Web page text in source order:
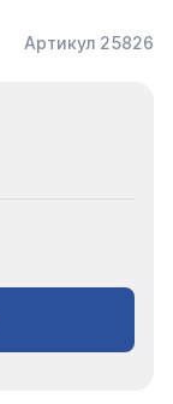
Артикул 25826